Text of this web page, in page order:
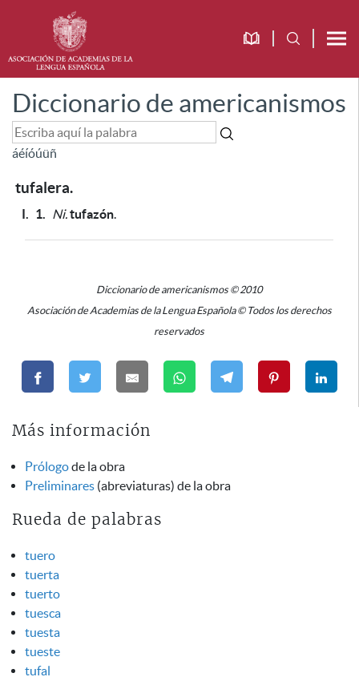
Diccionario de americanismos
áéíóúüñ
tufalera.
I. 1. Ni.tufazón.
Diccionario de americanismos © 2010
Asociación de Academias de la Lengua Española © Todos los derechos
reservados
Más información
Prólogode la obra
Preliminares (abreviaturas) de la obra
Rueda de palabras
tuero
tuerta
tuerto
tuesca
tuesta
tueste
tufal